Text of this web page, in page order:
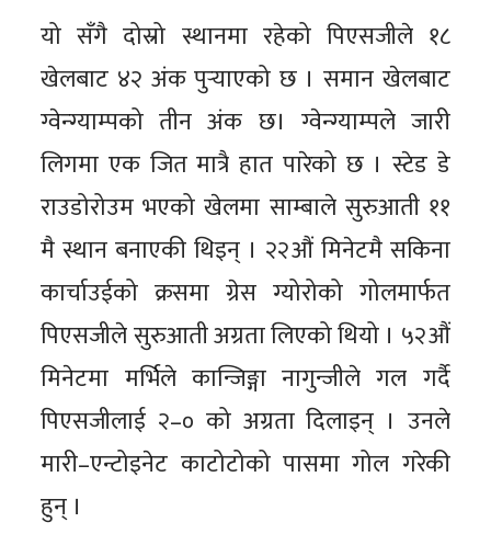
यो सँगै दोस्रो स्थानमा रहेको पिएसजीले १८
खेलबाट ४२ अंक पुर्‍याएको छ । समान खेलबाट
ग्वेन्ग्याम्पको तीन अंक छ। ग्वेन्ग्याम्पले जारी
लिगमा एक जित मात्रै हात पारेको छ । स्टेड डे
राउडोरोउम भएको खेलमा साम्बाले सुरुआती ११
मै स्थान बनाएकी थिइन् । २२औं मिनेटमै सकिना
कार्चाउईको क्रसमा ग्रेस ग्योरोको गोलमार्फत
पिएसजीले सुरुआती अग्रता लिएको थियो । ५२औं
मिनेटमा मर्भिले कान्जिङ्गा नागुन्जीले गल गर्दै
पिएसजीलाई २–० को अग्रता दिलाइन् । उनले
मारी–एन्टोइनेट काटोटोको पासमा गोल गरेकी
हुन् ।